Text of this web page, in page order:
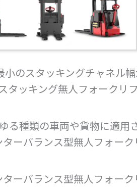
小のスタッキングチャネル
タッキング無人フォークリ
る種類の車両や貨物に適用
ターバランス型無人フォーク
ターバランス型無人フォーク